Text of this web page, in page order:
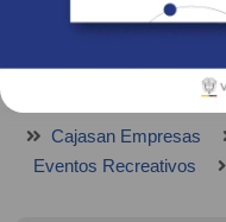
Revista Fácil Vivir
Sedes
Cajasan Empresas
Eventos Recreativos